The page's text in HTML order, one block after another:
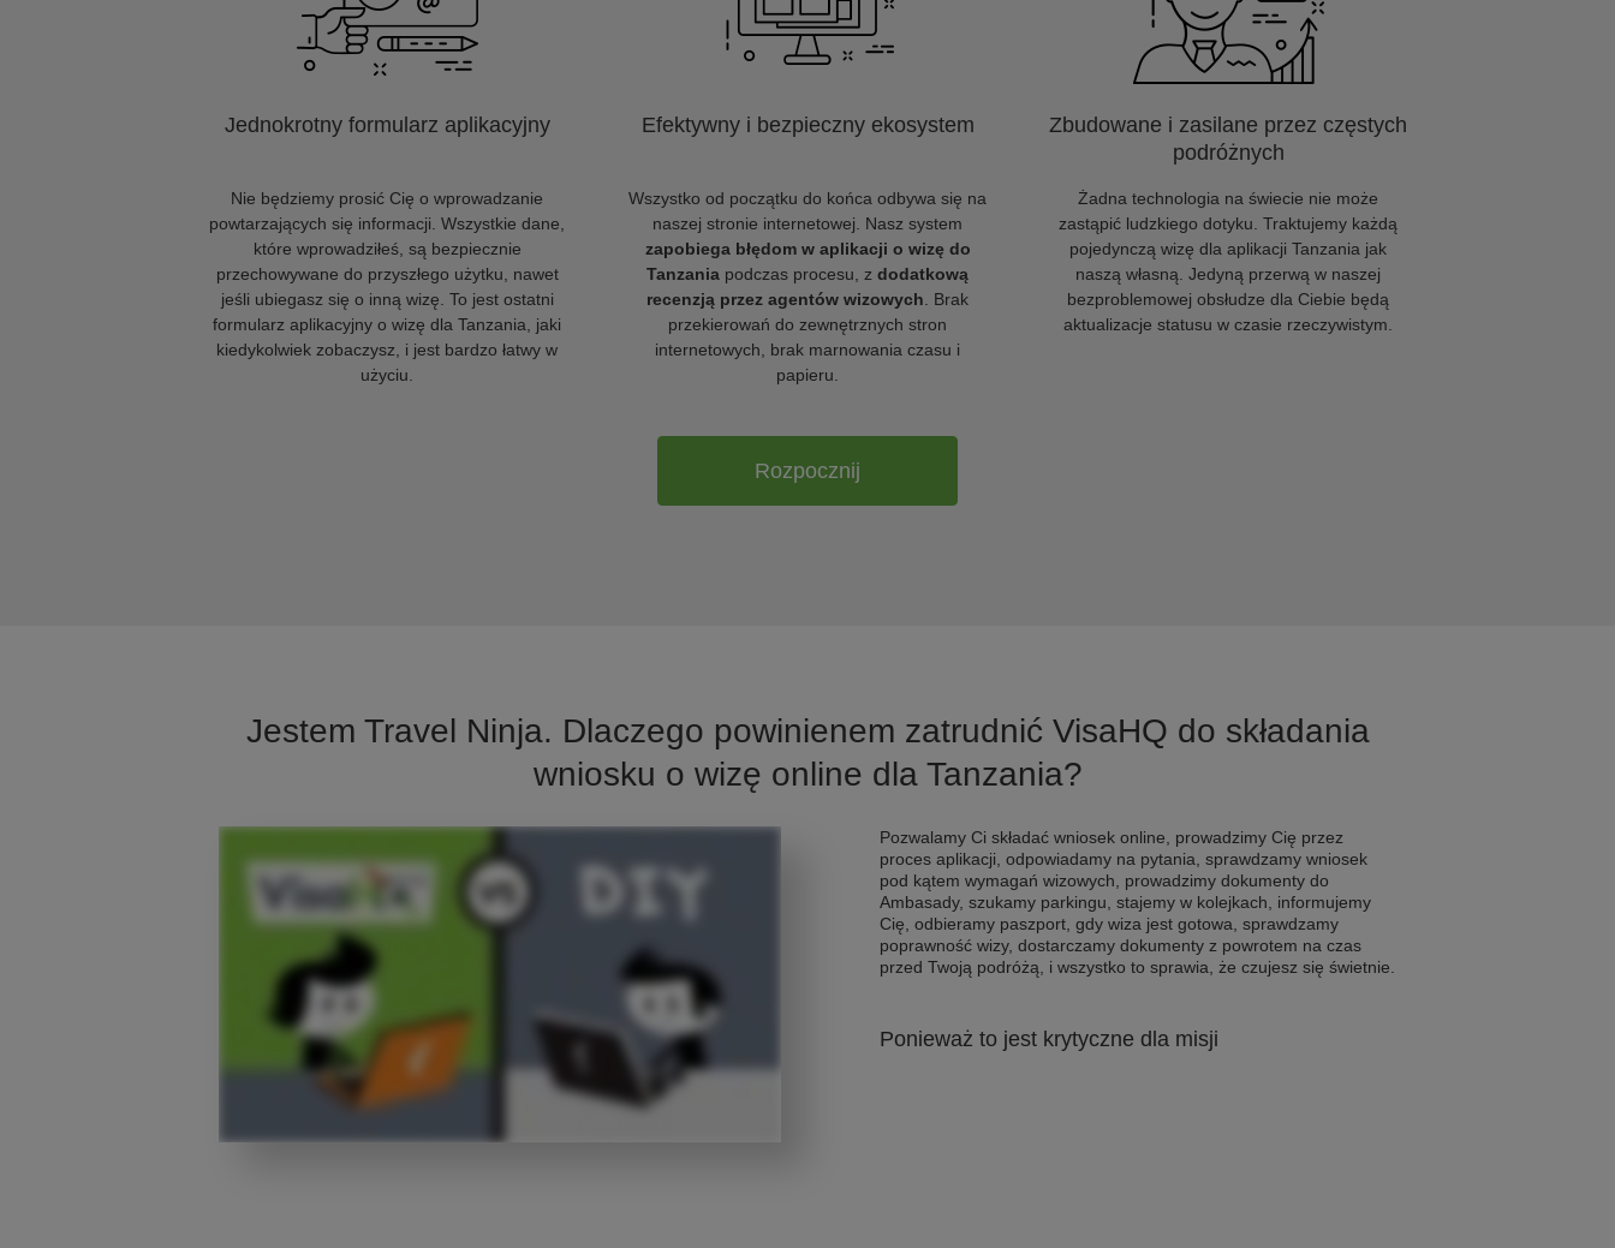
Jednokrotny formularz aplikacyjny
Nie będziemy prosić Cię o wprowadzanie
powtarzających się informacji. Wszystkie dane,
które wprowadziłeś, są bezpiecznie
przechowywane do przyszłego użytku, nawet
jeśli ubiegasz się o inną wizę. To jest ostatni
formularz aplikacyjny o wizę dla Tanzania, jaki
kiedykolwiek zobaczysz, i jest bardzo łatwy w
użyciu.
Efektywny i bezpieczny ekosystem
Wszystko od początku do końca odbywa się na
naszej stronie internetowej. Nasz system
zapobiega błędom w aplikacji o wizę do
Tanzania podczas procesu, z dodatkową
recenzją przez agentów wizowych . Brak
przekierowań do zewnętrznych stron
internetowych, brak marnowania czasu i
papieru.
Zbudowane i zasilane przez częstych
podróżnych
Żadna technologia na świecie nie może
zastąpić ludzkiego dotyku. Traktujemy każdą
pojedynczą wizę dla aplikacji Tanzania jak
naszą własną. Jedyną przerwą w naszej
bezproblemowej obsłudze dla Ciebie będą
aktualizacje statusu w czasie rzeczywistym.
Rozpocznij
Jestem Travel Ninja. Dlaczego powinienem zatrudnić VisaHQ do składania
wniosku o wizę online dla Tanzania?
Pozwalamy Ci składać wniosek online, prowadzimy Cię przez
proces aplikacji, odpowiadamy na pytania, sprawdzamy wniosek
pod kątem wymagań wizowych, prowadzimy dokumenty do
Ambasady, szukamy parkingu, stajemy w kolejkach, informujemy
Cię, odbieramy paszport, gdy wiza jest gotowa, sprawdzamy
poprawność wizy, dostarczamy dokumenty z powrotem na czas
przed Twoją podróżą, i wszystko to sprawia, że czujesz się świetnie.
Ponieważ to jest krytyczne dla misji